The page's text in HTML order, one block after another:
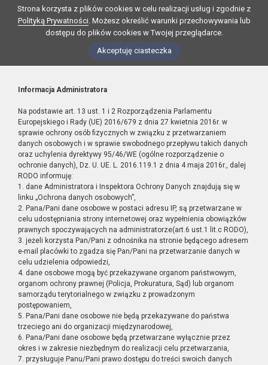
Strona korzysta z plików cookies w celu realizacji usług i zgodnie z
Polityką Prywatności. Możesz określić warunki przechowywania lub
dostępu do plików cookies w Twojej przeglądarce.
Akceptuję ciasteczka
Informacja Administratora
Na podstawie art. 13 ust. 1 i 2 Rozporządzenia Parlamentu
Europejskiego i Rady (UE) 2016/679 z dnia 27 kwietnia 2016r. w
sprawie ochrony osób fizycznych w związku z przetwarzaniem
danych osobowych i w sprawie swobodnego przepływu takich danych
oraz uchylenia dyrektywy 95/46/WE (ogólne rozporządzenie o
ochronie danych), Dz. U. UE. L. 2016.119.1 z dnia 4 maja 2016r., dalej
RODO informuję:
1. dane Administratora i Inspektora Ochrony Danych znajdują się w
linku „Ochrona danych osobowych”,
2. Pana/Pani dane osobowe w postaci adresu IP, są przetwarzane w
celu udostępniania strony internetowej oraz wypełnienia obowiązków
prawnych spoczywających na administratorze(art.6 ust.1 lit.c RODO),
3. jeżeli korzysta Pan/Pani z odnośnika na stronie będącego adresem
e-mail placówki to zgadza się Pan/Pani na przetwarzanie danych w
celu udzielenia odpowiedzi,
4. dane osobowe mogą być przekazywane organom państwowym,
organom ochrony prawnej (Policja, Prokuratura, Sąd) lub organom
samorządu terytorialnego w związku z prowadzonym
postępowaniem,
5. Pana/Pani dane osobowe nie będą przekazywane do państwa
trzeciego ani do organizacji międzynarodowej,
6. Pana/Pani dane osobowe będą przetwarzane wyłącznie przez
okres i w zakresie niezbędnym do realizacji celu przetwarzania,
7. przysługuje Panu/Pani prawo dostępu do treści swoich danych